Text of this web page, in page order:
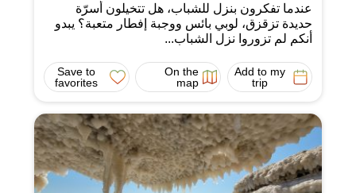
عندما تفكرون بنزل للشباب، هل تتخيلون أسرّة
حديدة تزقزق، لوبي بائس ووجبة إفطار متعبة؟ يبدو
أنكم لم تزوروا نزل الشباب...
Add to my
trip
On the
map
Save to
favorites